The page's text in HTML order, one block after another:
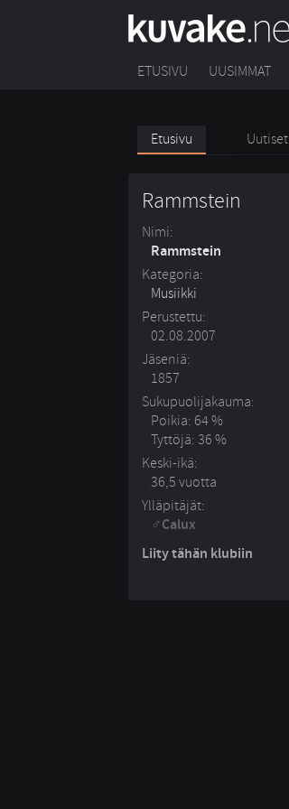
ETUSIVU UUSIMMAT
Etusivu Uutiset
Rammstein
Nimi:
Rammstein
Kategoria:
Musiikki
Perustettu:
02.08.2007
Jäseniä:
1857
Sukupuolijakauma:
Poikia: 64 %
Tyttöjä: 36 %
Keski-ikä:
36,5 vuotta
Ylläpitäjät:
Calux
Liity tähän klubiin